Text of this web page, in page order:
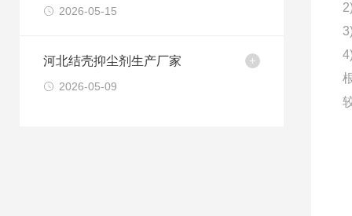
2026-05-15
河北结壳抑尘剂生产厂家
2026-05-09